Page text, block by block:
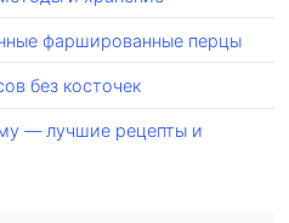
фаршированные перцы
без косточек
— лучшие рецепты и